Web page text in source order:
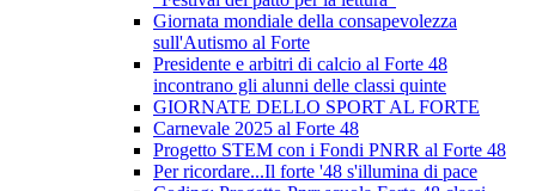
Giornata mondiale della consapevolezza
sull'Autismo al Forte
Presidente e arbitri di calcio al Forte 48
incontrano gli alunni delle classi quinte
GIORNATE DELLO SPORT AL FORTE
Carnevale 2025 al Forte 48
Progetto STEM con i Fondi PNRR al Forte 48
Per ricordare...Il forte '48 s'illumina di pace